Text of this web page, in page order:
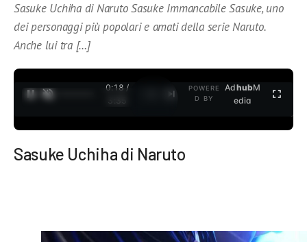
Sasuke Uchiha di Naruto Sasuke Immancabile Sasuke, uno
dei personaggi più popolari e amati della serie Naruto.
Anche lui tra […]
0:18 /
3:35
POWERE
D BY
AdhubM
edia
Sasuke Uchiha di Naruto